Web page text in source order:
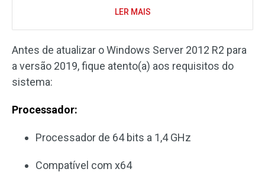
LER MAIS
Antes de atualizar o Windows Server 2012 R2 para
a versão 2019, fique atento(a) aos requisitos do
sistema:
Processador:
Processador de 64 bits a 1,4 GHz
Compatível com x64